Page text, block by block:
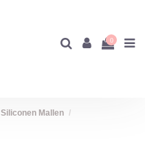
0
Siliconen Mallen